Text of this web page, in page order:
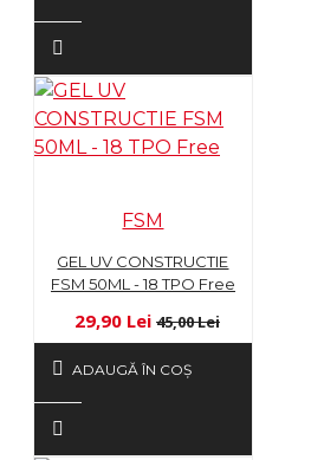
FSM
GEL UV CONSTRUCTIE
FSM 50ML - 18 TPO Free
29,90 Lei 45,00 Lei
ADAUGĂ ÎN COŞ